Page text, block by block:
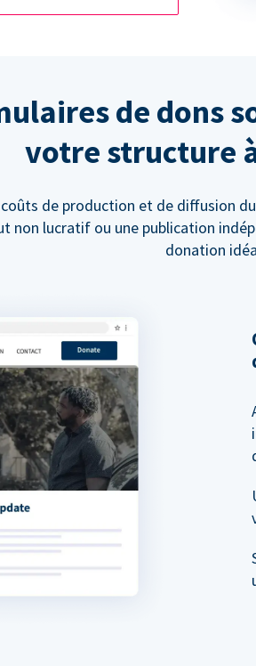
de dons
votre structure
de production et de diffusion
non lucratif ou une publication
donation